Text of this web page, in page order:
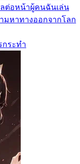
ต่อหน้าผู้คนฉันเล่น
หาทางออกจากโลก
กระทำ